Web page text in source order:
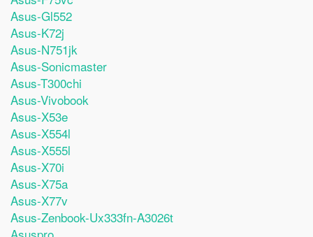
Asus-Gl552
Asus-K72j
Asus-N751jk
Asus-Sonicmaster
Asus-T300chi
Asus-Vivobook
Asus-X53e
Asus-X554l
Asus-X555l
Asus-X70i
Asus-X75a
Asus-X77v
Asus-Zenbook-Ux333fn-A3026t